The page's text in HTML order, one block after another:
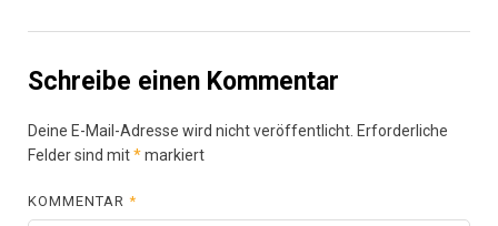
Schreibe einen Kommentar
Deine E-Mail-Adresse wird nicht veröffentlicht. Erforderliche
Felder sind mit*markiert
KOMMENTAR*